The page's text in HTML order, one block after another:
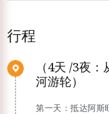
行程
（4天 /3夜
河游轮）
第一天：抵达阿斯